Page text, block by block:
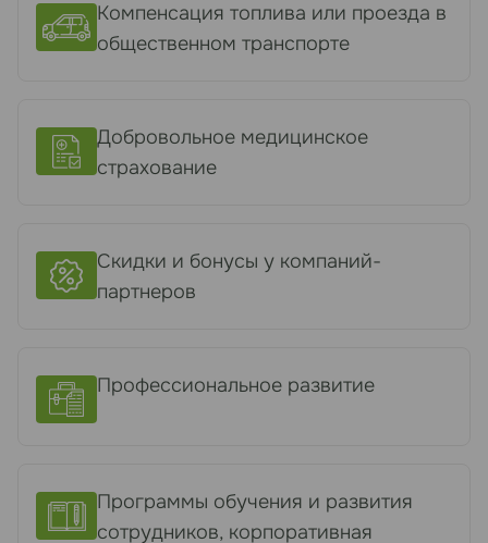
Компенсация топлива или проезда в
общественном транспорте
Добровольное медицинское
страхование
Скидки и бонусы у компаний-
партнеров
Профессиональное развитие
Программы обучения и развития
сотрудников, корпоративная